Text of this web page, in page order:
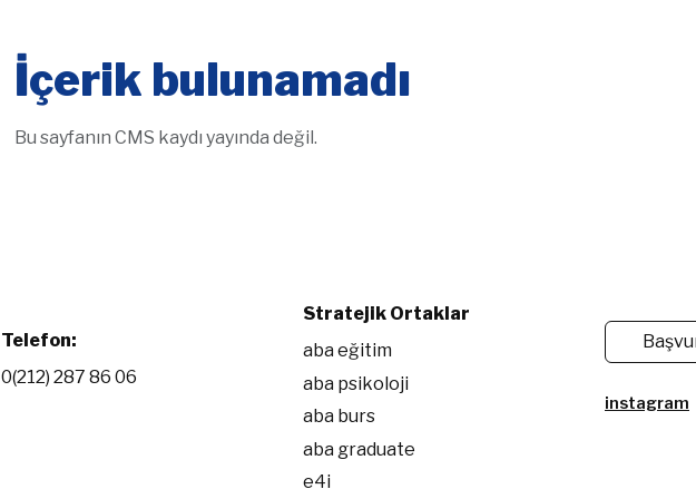
İçerik bulunamadı
Bu sayfanın CMS kaydı yayında değil.
Telefon:
0(212) 287 86 06
Stratejik Ortaklar
aba eğitim
aba psikoloji
aba burs
aba graduate
e4i
instagram